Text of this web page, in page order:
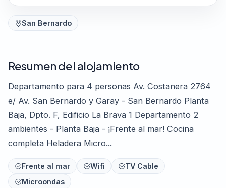
San Bernardo
Resumen del alojamiento
Departamento para 4 personas Av. Costanera 2764
e/ Av. San Bernardo y Garay - San Bernardo Planta
Baja, Dpto. F, Edificio La Brava 1 Departamento 2
ambientes - Planta Baja - ¡Frente al mar! Cocina
completa Heladera Micro...
Frente al mar Wifi
TV Cable
Microondas